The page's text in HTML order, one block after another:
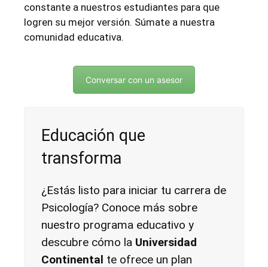
constante a nuestros estudiantes para que
logren su mejor versión. Súmate a nuestra
comunidad educativa.
Conversar con un asesor
Educación que
transforma
¿Estás listo para iniciar tu carrera de
Psicología? Conoce más sobre
nuestro programa educativo y
descubre cómo la Universidad
Continental te ofrece un plan